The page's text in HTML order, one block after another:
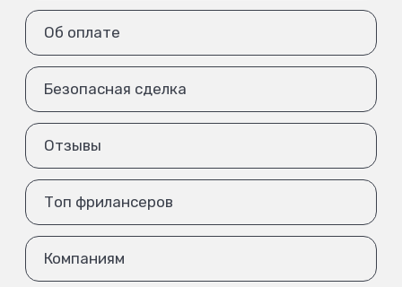
Об оплате
Безопасная сделка
Отзывы
Топ фрилансеров
Компаниям